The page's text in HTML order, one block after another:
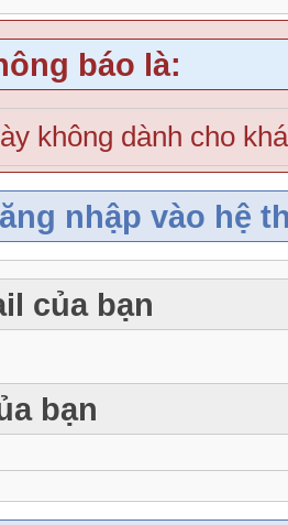
báo là:
không dành cho
nhập vào hệ
của bạn
bạn